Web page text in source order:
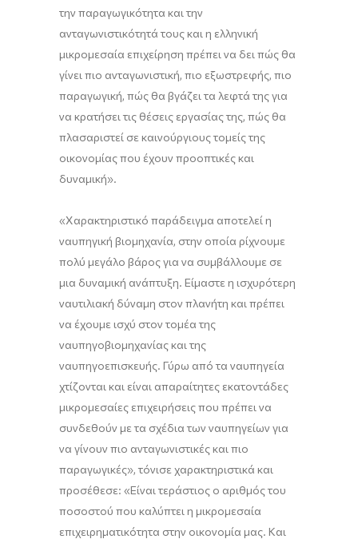
την παραγωγικότητα και την
ανταγωνιστικότητά τους και η ελληνική
μικρομεσαία επιχείρηση πρέπει να δει πώς θα
γίνει πιο ανταγωνιστική, πιο εξωστρεφής, πιο
παραγωγική, πώς θα βγάζει τα λεφτά της για
να κρατήσει τις θέσεις εργασίας της, πώς θα
πλασαριστεί σε καινούργιους τομείς της
οικονομίας που έχουν προοπτικές και
δυναμική».
«Χαρακτηριστικό παράδειγμα αποτελεί η
ναυπηγική βιομηχανία, στην οποία ρίχνουμε
πολύ μεγάλο βάρος για να συμβάλλουμε σε
μια δυναμική ανάπτυξη. Είμαστε η ισχυρότερη
ναυτιλιακή δύναμη στον πλανήτη και πρέπει
να έχουμε ισχύ στον τομέα της
ναυπηγοβιομηχανίας και της
ναυπηγοεπισκευής. Γύρω από τα ναυπηγεία
χτίζονται και είναι απαραίτητες εκατοντάδες
μικρομεσαίες επιχειρήσεις που πρέπει να
συνδεθούν με τα σχέδια των ναυπηγείων για
να γίνουν πιο ανταγωνιστικές και πιο
παραγωγικές», τόνισε χαρακτηριστικά και
προσέθεσε: «Είναι τεράστιος ο αριθμός του
ποσοστού που καλύπτει η μικρομεσαία
επιχειρηματικότητα στην οικονομία μας. Και